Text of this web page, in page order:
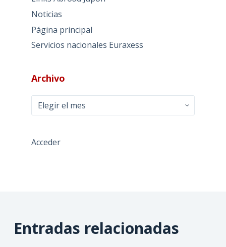
Noticias
Página principal
Servicios nacionales Euraxess
Archivo
Archivo
Acceder
Entradas relacionadas